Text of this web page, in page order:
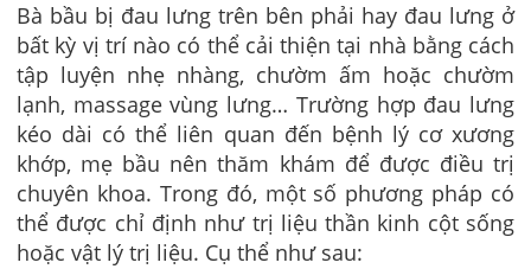
Bà bầu bị đau lưng trên bên phải hay đau lưng ở
bất kỳ vị trí nào có thể cải thiện tại nhà bằng cách
tập luyện nhẹ nhàng, chườm ấm hoặc chườm
lạnh, massage vùng lưng… Trường hợp đau lưng
kéo dài có thể liên quan đến bệnh lý cơ xương
khớp, mẹ bầu nên thăm khám để được điều trị
chuyên khoa. Trong đó, một số phương pháp có
thể được chỉ định như trị liệu thần kinh cột sống
hoặc vật lý trị liệu. Cụ thể như sau: